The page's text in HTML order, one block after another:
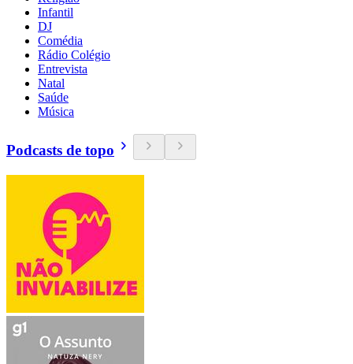
Infantil
DJ
Comédia
Rádio Colégio
Entrevista
Natal
Saúde
Música
Podcasts de topo